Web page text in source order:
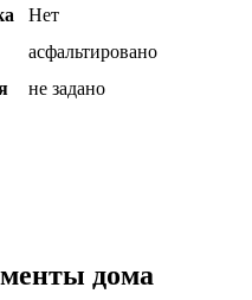
Нет
асфальтировано
не задано
дома